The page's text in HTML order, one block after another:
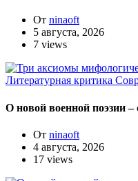
От ninaoft
5 августа, 2026
7 views
Литературная критика
О новой военной поэзии
От ninaoft
4 августа, 2026
17 views